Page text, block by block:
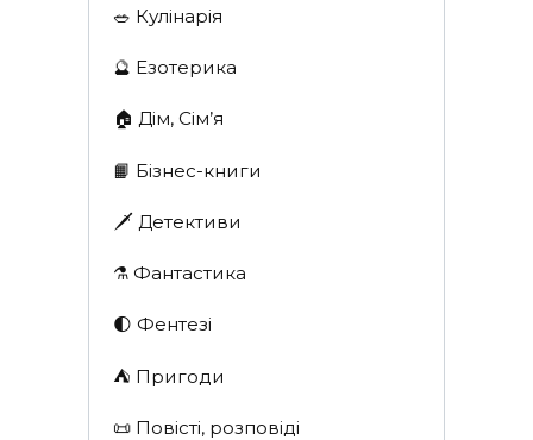
🥗 Кулінарія
🔮 Езотерика
🏠 Дім, Сім’я
📙 Бізнес-книги
🗡 Детективи
⚗️ Фантастика
🌓 Фентезі
⛺️ Пригоди
📜 Повісті, розповіді